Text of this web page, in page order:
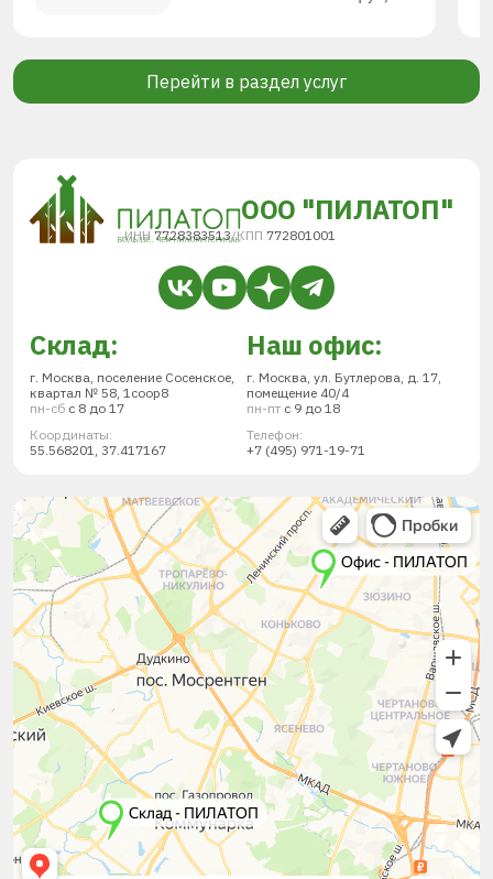
Перейти в раздел услуг
ООО "ПИЛАТОП"
ИНН 7728383513/КПП 772801001
Склад:
г. Москва, поселение Сосенское,
квартал № 58, 1соор8
пн-сб с 8 до 17
Координаты:
55.568201, 37.417167
Наш офис:
г. Москва, ул. Бутлерова, д. 17,
помещение 40/4
пн-пт с 9 до 18
Телефон:
+7 (495) 971-19-71